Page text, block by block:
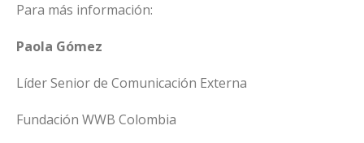
Para más información:
Paola Gómez
Líder Senior de Comunicación Externa
Fundación WWB Colombia